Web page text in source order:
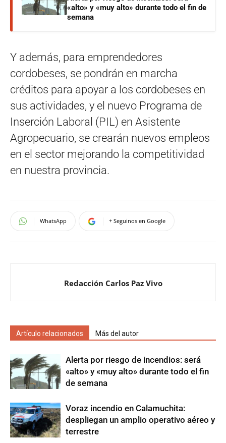
«alto» y «muy alto» durante todo el fin de
semana
Y además, para emprendedores
cordobeses, se pondrán en marcha
créditos para apoyar a los cordobeses en
sus actividades, y el nuevo Programa de
Inserción Laboral (PIL) en Asistente
Agropecuario, se crearán nuevos empleos
en el sector mejorando la competitividad
en nuestra provincia.
WhatsApp + Seguinos en Google
Redacción Carlos Paz Vivo
Artículo relacionados Más del autor
Alerta por riesgo de incendios: será
«alto» y «muy alto» durante todo el fin
de semana
Voraz incendio en Calamuchita:
despliegan un amplio operativo aéreo y
terrestre